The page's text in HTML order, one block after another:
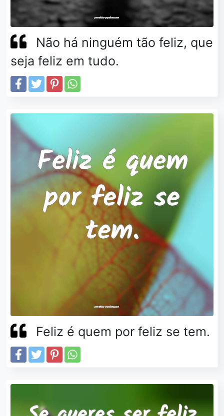
Não há ninguém tão feliz, que
seja feliz em tudo.
Feliz é quem por feliz se tem.